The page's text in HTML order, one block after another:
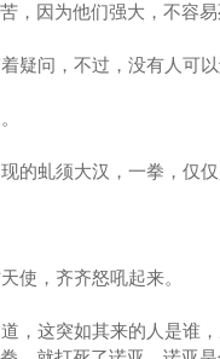
，因为他们强大，不容易
疑问，不过，没有人可以
的虬须大汉，一拳，仅仅
使，齐齐怒吼起来。
，这突如其来的人是谁